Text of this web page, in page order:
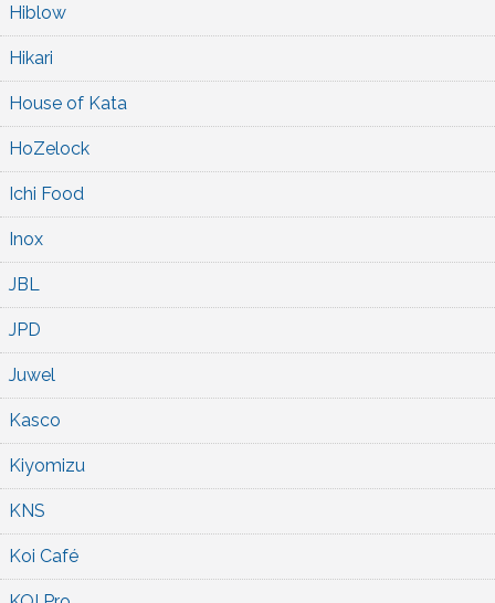
Hiblow
Hikari
House of Kata
HoZelock
Ichi Food
Inox
JBL
JPD
Juwel
Kasco
Kiyomizu
KNS
Koi Café